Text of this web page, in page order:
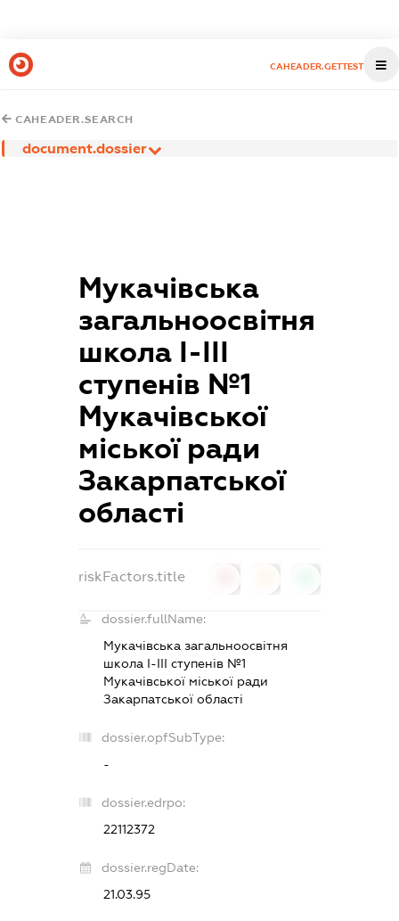
CAHEADER.GETTEST
CAHEADER.SEARCH
document.dossier
Мукачівська
загальноосвітня
школа І-ІІІ
ступенів №1
Мукачівської
міської ради
Закарпатської
області
riskFactors.title
dossier.fullName:
Мукачівська загальноосвітня
школа І-ІІІ ступенів №1
Мукачівської міської ради
Закарпатської області
dossier.opfSubType:
-
dossier.edrpo:
22112372
dossier.regDate:
21.03.95